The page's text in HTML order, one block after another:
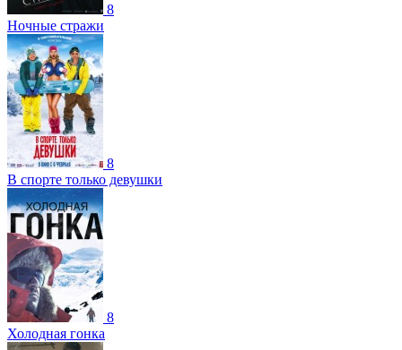
8
Ночные стражи
8
В спорте только девушки
8
Холодная гонка